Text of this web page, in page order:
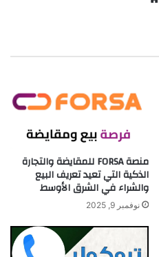
منصة FORSA للمقايضة والتجارة
الذكية التي تعيد تعريف البيع
والشراء في الشرق الأوسط
نوفمبر 9, 2025